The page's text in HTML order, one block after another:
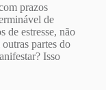
prazos
de
de estresse, não
outras partes do
Isso